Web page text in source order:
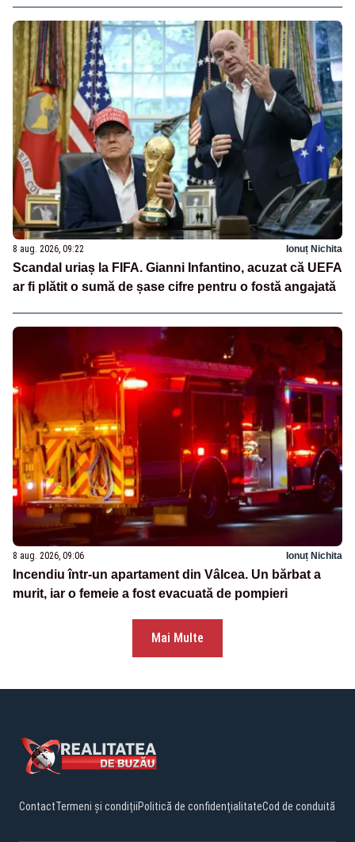
8 aug. 2026, 09:22 Ionuț Nichita
Scandal uriaș la FIFA. Gianni Infantino, acuzat că UEFA
ar fi plătit o sumă de șase cifre pentru o fostă angajată
8 aug. 2026, 09:06 Ionuț Nichita
Incendiu într-un apartament din Vâlcea. Un bărbat a
murit, iar o femeie a fost evacuată de pompieri
Mai Multe
ContactTermeni și condițiiPolitică de confidențialitateCod de conduită